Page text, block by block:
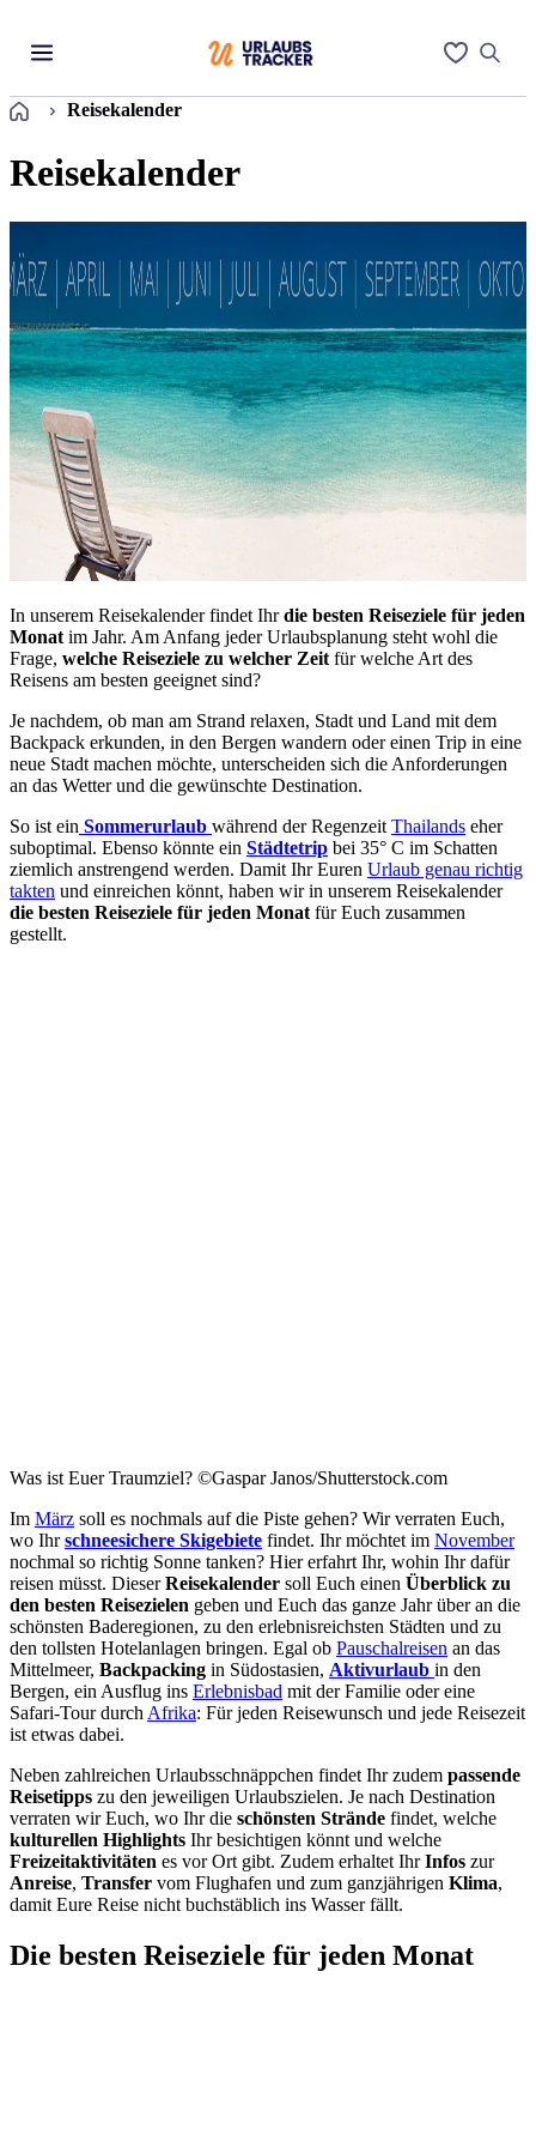
Startseite
Reisekalender
Reisekalender
In unserem Reisekalender findet Ihrdie besten Reiseziele für jeden
Monat im Jahr. Am Anfang jeder Urlaubsplanung steht wohl die
Frage, welche Reiseziele zu welcher Zeit für welche Art des
Reisens am besten geeignet sind?
Je nachdem, ob man am Strand relaxen, Stadt und Land mit dem
Backpack erkunden, in den Bergen wandern oder einen Trip in eine
neue Stadt machen möchte, unterscheiden sich die Anforderungen
an das Wetter und die gewünschte Destination.
So ist ein Sommerurlaub während der Regenzeit Thailands eher
suboptimal. Ebenso könnte ein Städtetrip bei 35° C im Schatten
ziemlich anstrengend werden. Damit Ihr Euren Urlaub genau richtig
takten und einreichen könnt, haben wir in unserem Reisekalender
die besten Reiseziele für jeden Monat für Euch zusammen
gestellt.
Was ist Euer Traumziel? ©Gaspar Janos/Shutterstock.com
Im März soll es nochmals auf die Piste gehen? Wir verraten Euch,
wo Ihrschneesichere Skigebiete findet. Ihr möchtet im November
nochmal so richtig Sonne tanken? Hier erfahrt Ihr, wohin Ihr dafür
reisen müsst. DieserReisekalender soll Euch einen Überblick zu
den besten Reisezielen geben und Euch das ganze Jahr über an die
schönsten Baderegionen, zu den erlebnisreichsten Städten und zu
den tollsten Hotelanlagen bringen. Egal ob Pauschalreisen an das
Mittelmeer, Backpacking in Südostasien, Aktivurlaub in den
Bergen, ein Ausflug ins Erlebnisbad mit der Familie oder eine
Safari-Tour durch Afrika: Für jeden Reisewunsch und jede Reisezeit
ist etwas dabei.
Neben zahlreichen Urlaubsschnäppchen findet Ihr zudem passende
Reisetipps zu den jeweiligen Urlaubszielen. Je nach Destination
verraten wir Euch, wo Ihr die schönsten Strände findet, welche
kulturellen Highlights Ihr besichtigen könnt und welche
Freizeitaktivitäten es vor Ort gibt. Zudem erhaltet IhrInfos zur
Anreise, Transfer vom Flughafen und zum ganzjährigen Klima,
damit Eure Reise nicht buchstäblich ins Wasser fällt.
Die besten Reiseziele für jeden Monat